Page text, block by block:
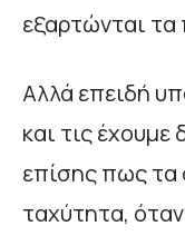
εξαρτώνται
Αλλά επειδή
και τις έχουμε
επίσης πως τα
ταχύτητα, όταν